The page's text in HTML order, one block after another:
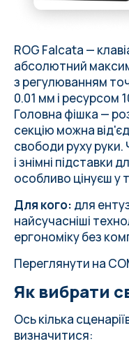
ROG Falcata —
абсолютний
з регулюванням
0.01 мм і ресурсом
Головна фішка —
секцію можна
свободи руху
і знімні підставки
особливо цінуєш у
Для кого: для
найсучасніші
ергономіку без
Переглянути на
Як вибрати
Ось кілька
визначитися: